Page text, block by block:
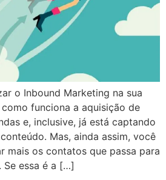
o Inbound Marketing na sua
funciona a aquisição de
e, inclusive, já está captando
Mas, ainda assim, você
mais os contatos que passa para
Se essa é a […]